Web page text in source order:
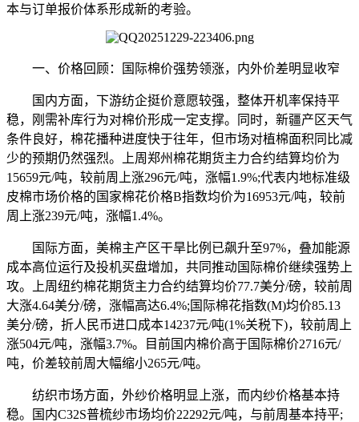
本与订单报价体系形成新的考验。
一、价格回顾：国际棉价强势领涨，内外价差明显收窄
国内方面，下游纺企挺价意愿较强，整体开机率保持平
稳，刚需补库行为对棉价形成一定支撑。同时，新疆产区天气
条件良好，棉花播种进度快于往年，但市场对植棉面积同比减
少的预期仍然强烈。上周郑州棉花期货主力合约结算均价为
15659元/吨，较前周上涨296元/吨，涨幅1.9%;代表内地标准级
皮棉市场价格的国家棉花价格B指数均价为16953元/吨，较前
周上涨239元/吨，涨幅1.4%。
国际方面，美棉主产区干旱比例已飙升至97%，叠加能源
成本高位运行及投机买盘增加，共同推动国际棉价继续强势上
攻。上周纽约棉花期货主力合约结算均价77.7美分/磅，较前周
大涨4.64美分/磅，涨幅高达6.4%;国际棉花指数(M)均价85.13
美分/磅，折人民币进口成本14237元/吨(1%关税下)，较前周上
涨504元/吨，涨幅3.7%。目前国内棉价高于国际棉价2716元/
吨，价差较前周大幅缩小265元/吨。
纺织市场方面，外纱价格明显上涨，而内纱价格基本持
稳。国内C32S普梳纱市场均价22292元/吨，与前周基本持平;